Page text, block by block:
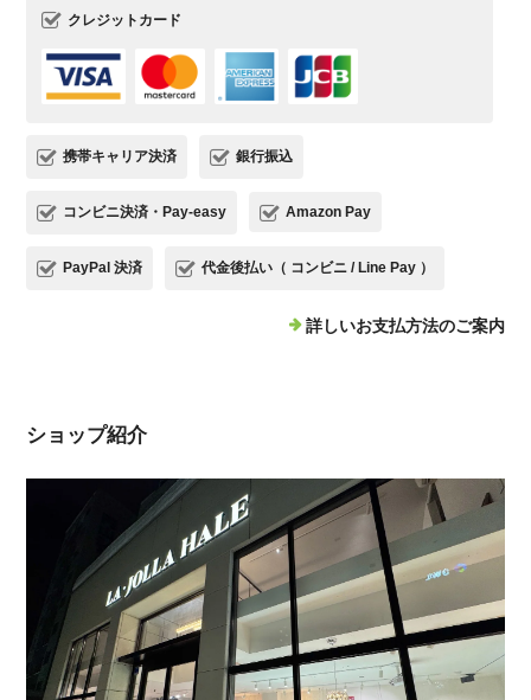
クレジットカード
携帯キャリア決済 銀行振込
コンビニ決済・Pay-easy Amazon Pay
PayPal 決済 代金後払い（ コンビニ / Line Pay ）
詳しいお支払方法のご案内
ショップ紹介